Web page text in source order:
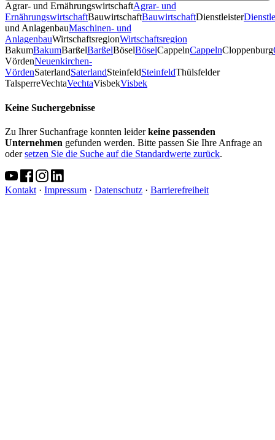
Agrar- und ErnährungswirtschaftAgrar- und
ErnährungswirtschaftBauwirtschaftBauwirtschaftDienstleister
und AnlagenbauMaschinen- und
AnlagenbauWirtschaftsregionWirtschaftsregion
BakumBakumBarßelBarßelBöselBöselCappelnCappelnCloppenburg
VördenNeuenkirchen-
VördenSaterlandSaterlandSteinfeldSteinfeldThülsfelder
TalsperreVechtaVechtaVisbekVisbek
Keine Suchergebnisse
Zu Ihrer Suchanfrage konnten leiderkeine passenden
Unternehmen gefunden werden. Bitte passen Sie Ihre Anfrage an
odersetzen Sie die Suche auf die Standardwerte zurück.
Kontakt · Impressum · Datenschutz · Barrierefreiheit